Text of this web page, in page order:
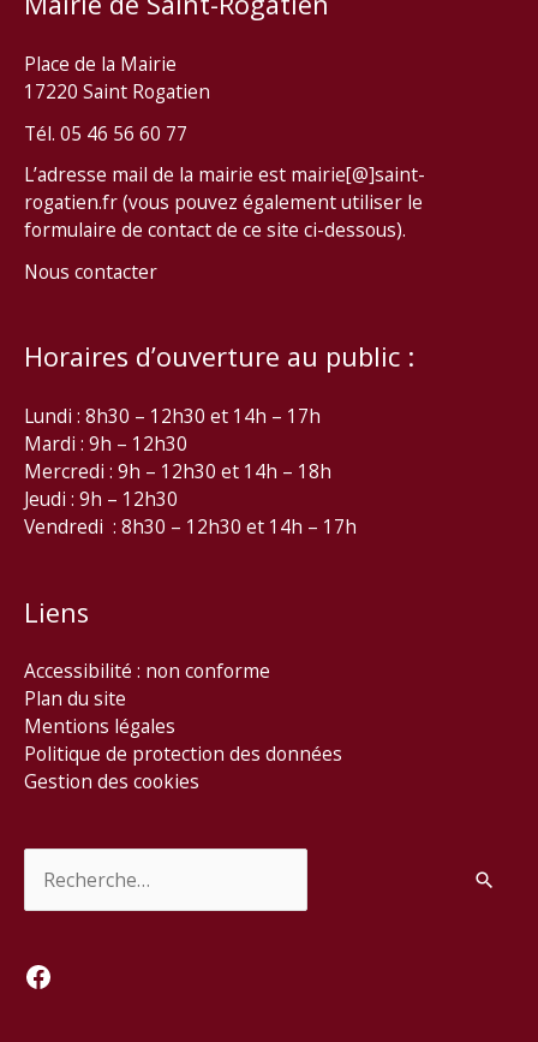
Place de la Mairie
17220 Saint Rogatien
Tél. 05 46 56 60 77
L’adresse mail de la mairie est mairie[@]saint-
rogatien.fr (vous pouvez également utiliser le
formulaire de contact de ce site ci-dessous).
Nous contacter
Horaires d’ouverture au public :
Lundi : 8h30 – 12h30 et 14h – 17h
Mardi : 9h – 12h30
Mercredi : 9h – 12h30 et 14h – 18h
Jeudi : 9h – 12h30
Vendredi : 8h30 – 12h30 et 14h – 17h
Liens
Accessibilité : non conforme
Plan du site
Mentions légales
Politique de protection des données
Gestion des cookies
Facebook